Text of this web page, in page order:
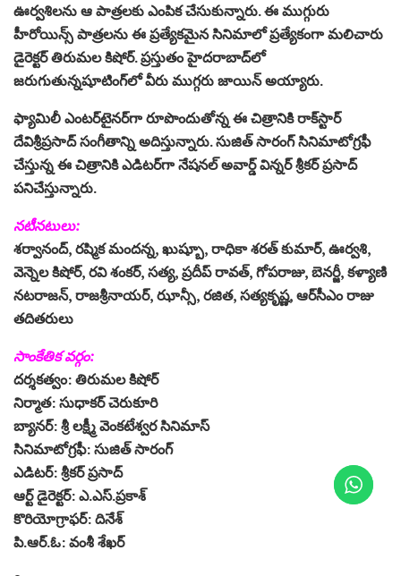
ఊర్వ‌శిల‌ను ఆ పాత్ర‌ల‌కు ఎంపిక చేసుకున్నారు. ఈ ముగ్గురు
హీరోయిన్స్ పాత్ర‌ల‌ను ఈ ప్ర‌త్యేక‌మైన సినిమాలో ప్ర‌త్యేకంగా మ‌లిచారు
డైరెక్ట‌ర్ తిరుమ‌ల కిషోర్‌. ప్ర‌స్తుతం హైద‌రాబాద్‌లో
జ‌రుగుతున్నషూటింగ్‌లో వీరు ముగ్గ‌రు జాయిన్ అయ్యారు.
ఫ్యామిలీ ఎంట‌ర్‌టైన‌ర్‌గా రూపొందుతోన్న ఈ చిత్రానికి రాక్‌స్టార్
దేవిశ్రీప్ర‌సాద్ సంగీతాన్ని అదిస్తున్నారు. సుజిత్ సారంగ్ సినిమాటోగ్ర‌ఫీ
చేస్తున్న ఈ చిత్రానికి ఎడిట‌ర్‌గా నేష‌న‌ల్ అవార్డ్ విన్న‌ర్‌ శ్రీక‌ర్ ప్ర‌సాద్
ప‌నిచేస్తున్నారు.
న‌టీన‌టులు:
శ‌ర్వానంద్‌, ర‌ష్మిక మంద‌న్న‌, ఖుష్బూ, రాధికా శ‌ర‌త్ కుమార్‌, ఊర్వ‌శి,
వెన్నెల కిషోర్‌, ర‌వి శంక‌ర్‌, స‌త్య‌, ప్ర‌దీప్ రావ‌త్‌, గోప‌రాజు, బెన‌ర్జీ, క‌ళ్యాణి
న‌ట‌రాజ‌న్‌, రాజ‌శ్రీనాయ‌ర్‌, ఝాన్సీ, ర‌జిత‌, స‌త్య‌కృష్ణ‌, ఆర్‌సీఎం రాజు
త‌దిత‌రులు
సాంకేతిక వ‌ర్గం:
ద‌ర్శ‌క‌త్వం: తిరుమ‌ల కిషోర్‌
నిర్మాత‌: సుధాక‌ర్ చెరుకూరి
బ్యాన‌ర్‌: శ్రీ ల‌క్ష్మీ వెంక‌టేశ్వ‌ర సినిమాస్‌
సినిమాటోగ్ర‌ఫీ: సుజిత్ సారంగ్‌
ఎడిట‌ర్‌: శ్రీక‌ర్ ప్ర‌సాద్‌
ఆర్ట్ డైరెక్ట‌ర్‌: ఎ.ఎస్‌.ప్ర‌కాశ్‌
కొరియోగ్రాఫ‌ర్‌: దినేశ్‌
పి.ఆర్‌.ఓ: వంశీ శేఖ‌ర్‌